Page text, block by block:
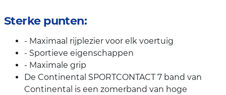
Sterke punten:
- Maximaal rijplezier voor elk voertuig
- Sportieve eigenschappen
- Maximale grip
De Continental SPORTCONTACT 7 band van
Continental is een zomerband van hoge